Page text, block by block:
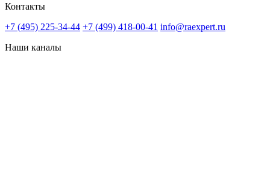
Контакты
+7 (495) 225-34-44 +7 (499) 418-00-41 info@raexpert.ru
Наши каналы